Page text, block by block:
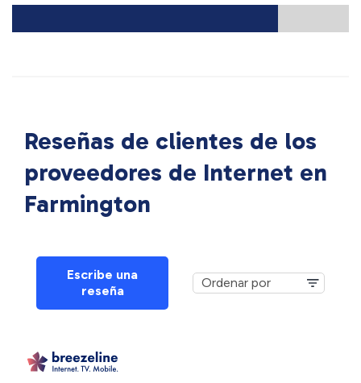
Reseñas de clientes de los
proveedores de Internet en
Farmington
Escribe una
reseña